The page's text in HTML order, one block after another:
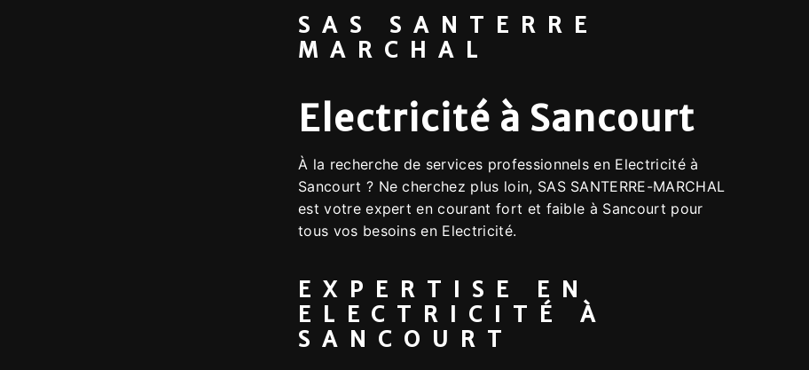
SAS SANTERRE
MARCHAL
Electricité à Sancourt
À la recherche de services professionnels en Electricité à
Sancourt ? Ne cherchez plus loin, SAS SANTERRE-MARCHAL
est votre expert en courant fort et faible à Sancourt pour
tous vos besoins en Electricité.
EXPERTISE EN
ELECTRICITÉ À
SANCOURT